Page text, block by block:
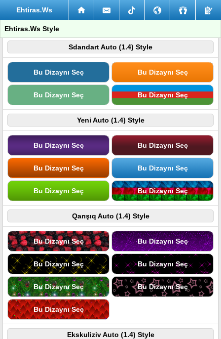
Ehtiras.Ws
Ehtiras.Ws Style
Sdandart Auto (1.4) Style
Bu Dizaynı Seç Bu Dizaynı Seç
Bu Dizaynı Seç Bu Dizaynı Seç
Yeni Auto (1.4) Style
Bu Dizaynı Seç Bu Dizaynı Seç
Bu Dizaynı Seç Bu Dizaynı Seç
Bu Dizaynı Seç Bu Dizaynı Seç
Qarışıq Auto (1.4) Style
Bu Dizaynı Seç Bu Dizaynı Seç
Bu Dizaynı Seç Bu Dizaynı Seç
Bu Dizaynı Seç Bu Dizaynı Seç
Bu Dizaynı Seç
Ekskuliziv Auto (1.4) Style